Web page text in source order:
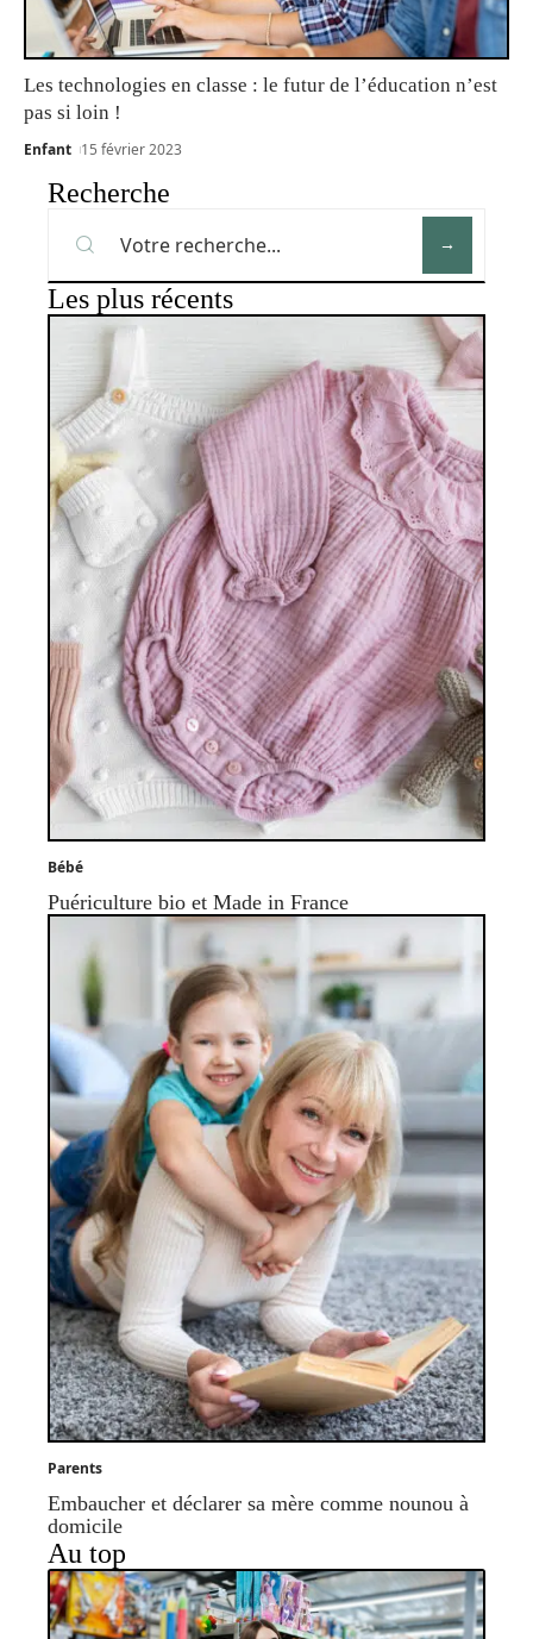
Les technologies en classe : le futur de l’éducation n’est
pas si loin !
Enfant 15 février 2023
Recherche
Les plus récents
Bébé
Puériculture bio et Made in France
Parents
Embaucher et déclarer sa mère comme nounou à
domicile
Au top